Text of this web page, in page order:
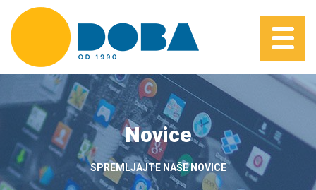
Novice
SPREMLJAJTE NAŠE NOVICE